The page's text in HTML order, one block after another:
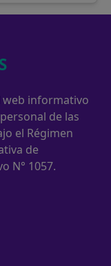
web informativo
de las
el Régimen
de
N° 1057.